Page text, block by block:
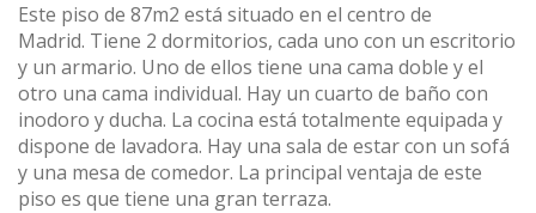
Este piso de 87m2 está situado en el centro de
Madrid. Tiene 2 dormitorios, cada uno con un escritorio
y un armario. Uno de ellos tiene una cama doble y el
otro una cama individual. Hay un cuarto de baño con
inodoro y ducha. La cocina está totalmente equipada y
dispone de lavadora. Hay una sala de estar con un sofá
y una mesa de comedor. La principal ventaja de este
piso es que tiene una gran terraza.